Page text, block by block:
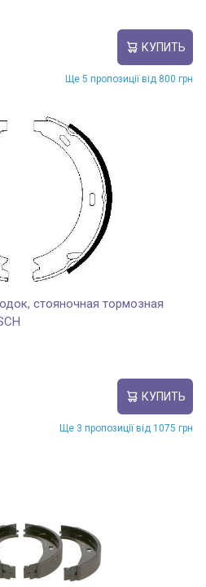
КУПИТЬ
Ще 5 пропозиції від 800 грн
стояночная тормозная
КУПИТЬ
Ще 3 пропозиції від 1075 грн